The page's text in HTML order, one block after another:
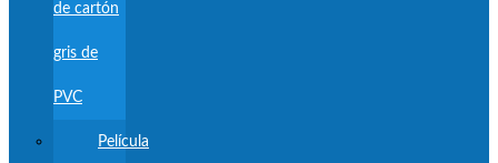
de cartón
gris de
PVC
Película